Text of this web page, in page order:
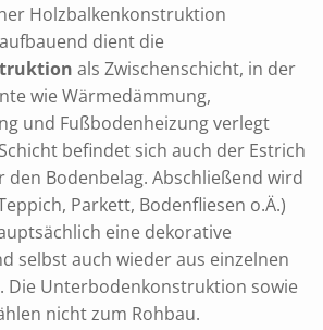
Holzbalkenkonstruktion
dient die
als Zwischenschicht, in der
wie Wärmedämmung,
und Fußbodenheizung verlegt
befindet sich auch der Estrich
Bodenbelag. Abschließend wird
Parkett, Bodenfliesen o.Ä.)
eine dekorative
selbst auch wieder aus einzelnen
Die Unterbodenkonstruktion sowie
nicht zum Rohbau.